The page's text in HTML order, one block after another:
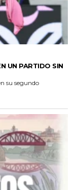
UN PARTIDO SIN
su segundo